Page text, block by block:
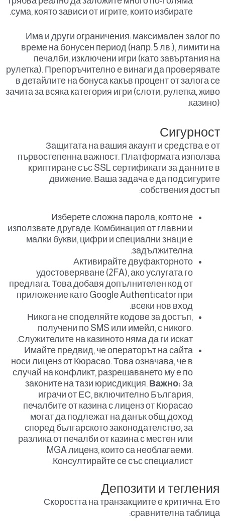
сума, която зависи от игрите, които избирате.
Има и други ограничения: максимален залог по
време на бонусен период (напр. 5 лв.), лимити на
печалби, изключени игри (като завъртания на
рулетка). Препоръчително е винаги да проверявате
в детайлите на бонуса какъв процент от залога се
зачита за всяка категория игри (слоти, рулетка, живо
казино).
Сигурност
Защитата на вашия акаунт и средства е от
първостепенна важност. Платформата използва
криптиране със SSL сертификати за данните в
движение. Ваша задача е да подсигурите
собствения достъп:
Изберете сложна парола, която не
използвате другаде. Комбинация от главни и
малки букви, цифри и специални знаци е
задължителна.
Активирайте двуфакторното
удостоверяване (2FA), ако услугата го
предлага. Това добавя допълнителен код от
приложение като Google Authenticator при
всеки нов вход.
Никога не споделяйте кодове за достъп,
получени по SMS или имейл, с никого.
Служителите на казиното няма да ги искат.
Имайте предвид, че операторът на сайта
носи лиценз от Кюрасао. Това означава, че в
случай на конфликт, разрешаването му е по
законите на тази юрисдикция. Важно: За
играчи от ЕС, включително България,
печалбите от казина с лиценз от Кюрасао
могат да подлежат на данък общ доход
според българското законодателство, за
разлика от печалби от казина с местен или
MGA лиценз, които са необлагаеми.
Консултирайте се със специалист.
Депозити и тегления
Скоростта на транзакциите е критична. Ето
сравнителна таблица: